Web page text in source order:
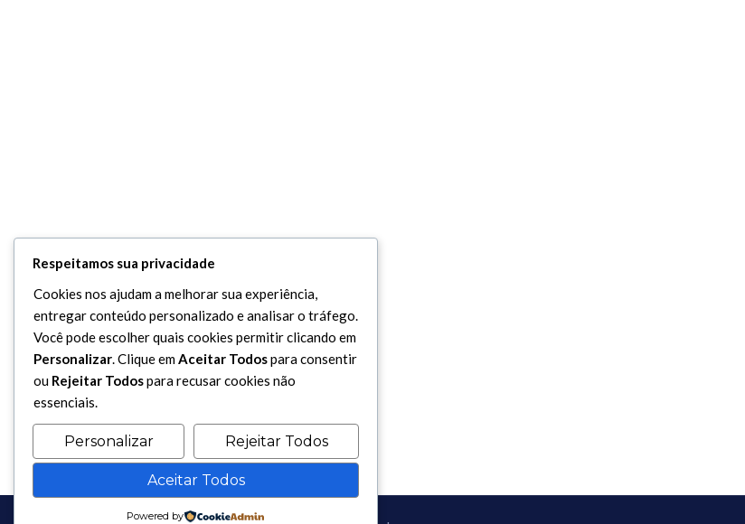
Respeitamos sua privacidade
Cookies nos ajudam a melhorar sua experiência,
entregar conteúdo personalizado e analisar o tráfego.
Você pode escolher quais cookies permitir clicando em
Personalizar. Clique emAceitar Todospara consentir
ou Rejeitar Todospara recusar cookies não
essenciais.
Personalizar Rejeitar Todos
Aceitar Todos
Powered by